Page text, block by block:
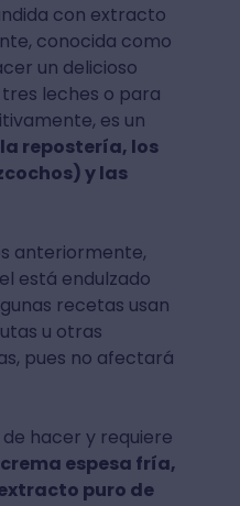
con extracto
conocida como
un delicioso
leches o para
es un
repostería, los
y las
anteriormente,
está endulzado
recetas usan
u otras
pues no afectará
hacer y requiere
crema espesa fría,
puro de